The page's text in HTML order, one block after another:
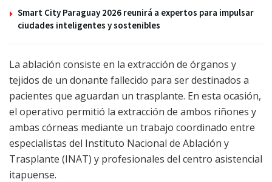
Smart City Paraguay 2026 reunirá a expertos para impulsar
ciudades inteligentes y sostenibles
La ablación consiste en la extracción de órganos y
tejidos de un donante fallecido para ser destinados a
pacientes que aguardan un trasplante. En esta ocasión,
el operativo permitió la extracción de ambos riñones y
ambas córneas mediante un trabajo coordinado entre
especialistas del Instituto Nacional de Ablación y
Trasplante (INAT) y profesionales del centro asistencial
itapuense.